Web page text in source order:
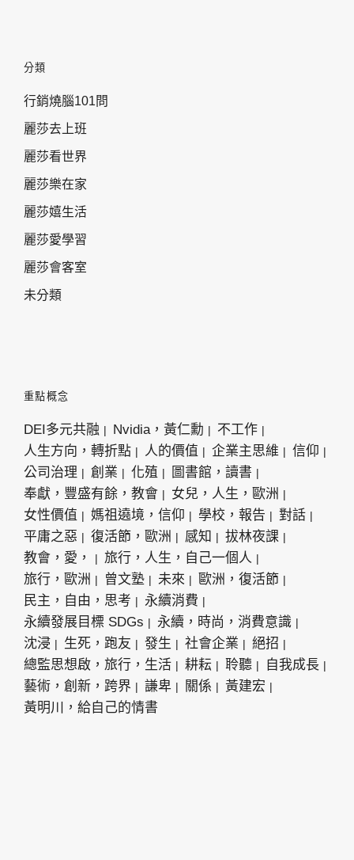
分類
行銷燒腦101問
麗莎去上班
麗莎看世界
麗莎樂在家
麗莎嬉生活
麗莎愛學習
麗莎會客室
未分類
重點概念
DEI多元共融 Nvidia，黃仁勳
不工作
人生方向，轉折點
人的價值 企業主思維
信仰
公司治理
創業 化殖
圖書館，讀書
奉獻，豐盛有餘，教會
女兒，人生，歐洲
女性價值
媽祖遶境，信仰 學校，報告
對話
平庸之惡
復活節，歐洲 感知
拔林夜課
教會，愛，
旅行，人生，自己一個人
旅行，歐洲
曾文塾 未來
歐洲，復活節
民主，自由，思考
永續消費
永續發展目標 SDGs
永續，時尚，消費意識
沈浸
生死，跑友 發生 社會企業
絕招
總監思想啟，旅行，生活
耕耘 聆聽
自我成長
藝術，創新，跨界
謙卑 關係
黃建宏
黃明川，給自己的情書